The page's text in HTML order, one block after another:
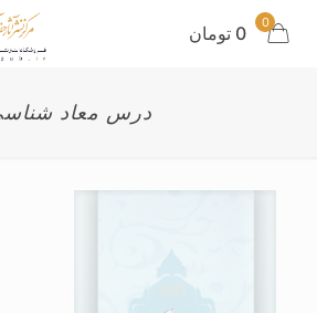
0 0 تومان
درس معاد